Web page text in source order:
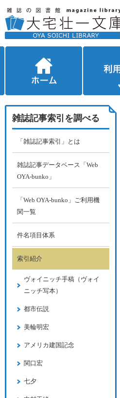
雑誌記事索引を調べる
「雑誌記事索引」とは
雑誌記事データベース「Web
OYA-bunko」
「Web OYA-bunko」ご利用機
関一覧
件名項目体系
索引紹介
ヴォイニッチ手稿（ヴォイ
ニッチ写本）
都市伝説
美輪明宏
アメリカ建国記念
関口宏
七夕